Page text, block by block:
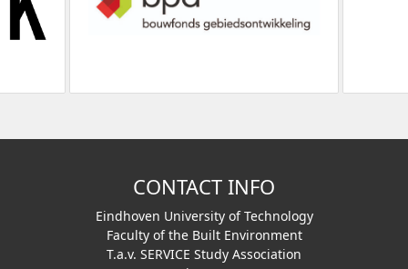
CONTACT INFO
Eindhoven University of Technology
Faculty of the Built Environment
T.a.v. SERVICE Study Association